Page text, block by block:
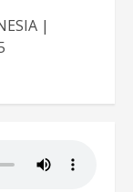
|